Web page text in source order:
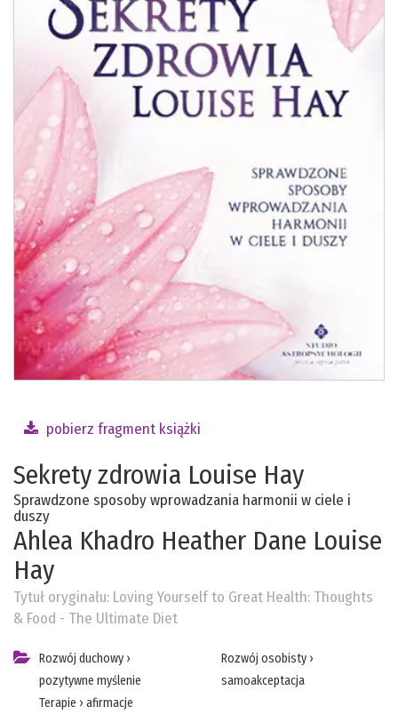
pobierz fragment książki
Sekrety zdrowia Louise Hay
Sprawdzone sposoby wprowadzania harmonii w ciele i
duszy
Ahlea Khadro Heather Dane Louise
Hay
Tytuł oryginału: Loving Yourself to Great Health: Thoughts
& Food - The Ultimate Diet
Rozwój duchowy ›
pozytywne myślenie
Terapie › afirmacje
Rozwój osobisty›
samoakceptacja